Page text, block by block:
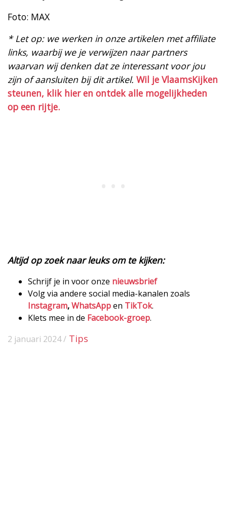
Foto: MAX
* Let op: we werken in onze artikelen met affiliate
links, waarbij we je verwijzen naar partners
waarvan wij denken dat ze interessant voor jou
zijn of aansluiten bij dit artikel. Wil je VlaamsKijken
steunen, klik hier en ontdek alle mogelijkheden
op een rijtje.
Altijd op zoek naar leuks om te kijken:
Schrijf je in voor onze nieuwsbrief
Volg via andere social media-kanalen zoals
Instagram,WhatsAppen TikTok.
Klets mee in de Facebook-groep.
2 januari 2024 / Tips